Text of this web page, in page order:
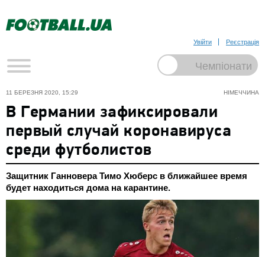
Увійти Реєстрація
НІМЕЧЧИНА
11 БЕРЕЗНЯ 2020, 15:29
В Германии зафиксировали
первый случай коронавируса
среди футболистов
Защитник Ганновера Тимо Хюберс в ближайшее время
будет находиться дома на карантине.